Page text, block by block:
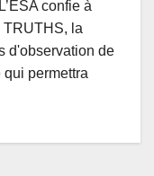
confie à
TRUTHS, la
d'observation de
qui permettra